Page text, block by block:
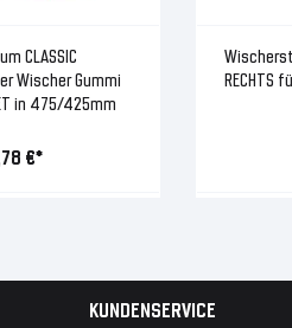
CLASSIC
Wischer Gummi
in 475/425mm
€*
RECHTS
KUNDENSERVICE